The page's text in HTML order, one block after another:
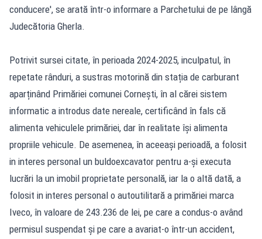
conducere', se arată într-o informare a Parchetului de pe lângă
Judecătoria Gherla.
Potrivit sursei citate, în perioada 2024-2025, inculpatul, în
repetate rânduri, a sustras motorină din stația de carburant
aparținând Primăriei comunei Cornești, în al cărei sistem
informatic a introdus date nereale, certificând în fals că
alimenta vehiculele primăriei, dar în realitate își alimenta
propriile vehicule. De asemenea, în aceeași perioadă, a folosit
in interes personal un buldoexcavator pentru a-și executa
lucrări la un imobil proprietate personală, iar la o altă dată, a
folosit in interes personal o autoutilitară a primăriei marca
Iveco, în valoare de 243.236 de lei, pe care a condus-o având
permisul suspendat și pe care a avariat-o într-un accident,